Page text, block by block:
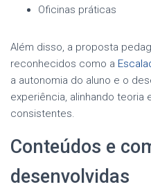
Oficinas práticas
Além disso, a proposta
reconhecidos como a
a autonomia do aluno e o
experiência, alinhando teoria
consistentes.
Conteúdos e
desenvolvidas